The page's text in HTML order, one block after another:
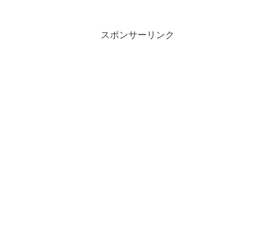
スポンサーリンク